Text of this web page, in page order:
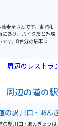
麦屋さんです。東浦和
あり、バイクだと外環
す。8台分の駐車スペ
スもあり、駐輪場所に
そば」が人気です。
「周辺のレスト
周辺の道の駅
の駅 川口・あん
の駅 川口・あんぎょう